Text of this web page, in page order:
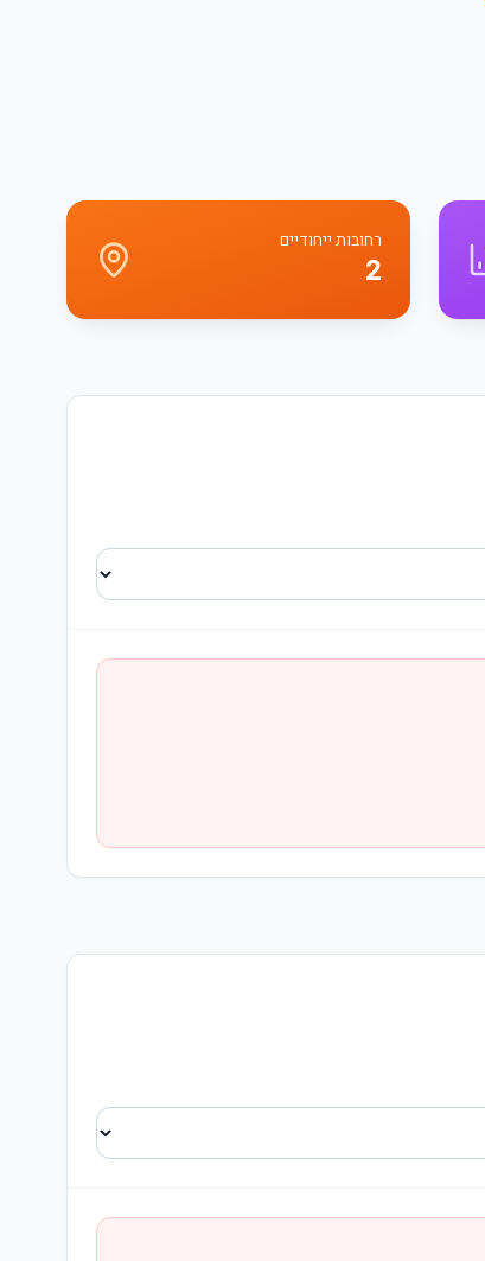
רחובות ייחודיים
2